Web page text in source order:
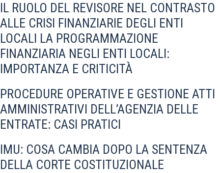
IL RUOLO DEL REVISORE NEL CONTRASTO
ALLE CRISI FINANZIARIE DEGLI ENTI
LOCALI LA PROGRAMMAZIONE
FINANZIARIA NEGLI ENTI LOCALI:
IMPORTANZA E CRITICITÀ
PROCEDURE OPERATIVE E GESTIONE ATTI
AMMINISTRATIVI DELL’AGENZIA DELLE
ENTRATE: CASI PRATICI
IMU: COSA CAMBIA DOPO LA SENTENZA
DELLA CORTE COSTITUZIONALE